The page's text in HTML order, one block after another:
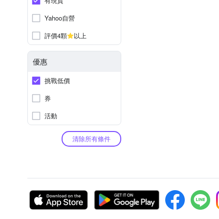
Yahoo自營
評價4顆
以上
優惠
挑戰低價
券
活動
清除所有條件